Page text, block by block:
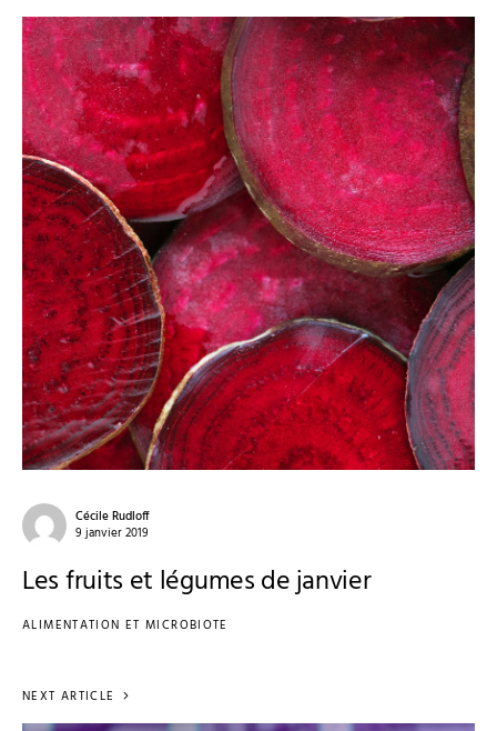
Cécile Rudloff
9 janvier 2019
Les fruits et légumes de janvier
ALIMENTATION ET MICROBIOTE
NEXT ARTICLE